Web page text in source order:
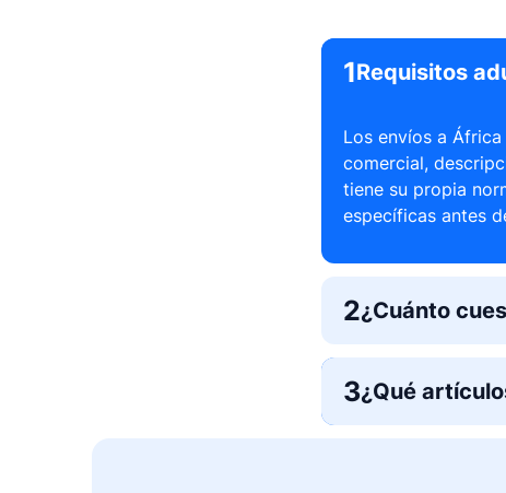
1Requisitos
Los envíos a
comercial,
tiene su propia
específicas antes
2¿Cuánto
3¿Qué